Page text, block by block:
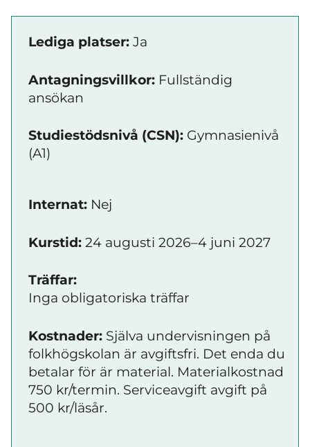
Lediga platser: Ja
Antagningsvillkor: Fullständig
ansökan
Studiestödsnivå (CSN): Gymnasienivå
(A1)
Internat: Nej
Kurstid: 24 augusti 2026–4 juni 2027
Träffar:
Inga obligatoriska träffar
Kostnader: Själva undervisningen på
folkhögskolan är avgiftsfri. Det enda du
betalar för är material. Materialkostnad
750 kr/termin. Serviceavgift avgift på
500 kr/läsår.